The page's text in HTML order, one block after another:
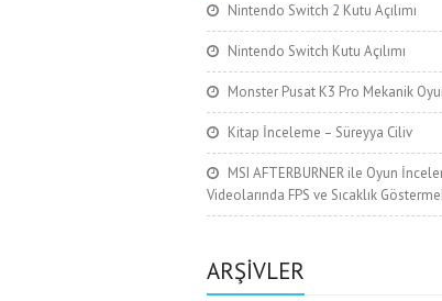
Nintendo Switch 2 Kutu Açılımı
Nintendo Switch Kutu Açılımı
Monster Pusat K3 Pro Mekanik
Kitap İnceleme – Süreyya Ciliv
MSI AFTERBURNER ile Oyun
Videolarında FPS ve Sıcaklık
ARŞIVLER